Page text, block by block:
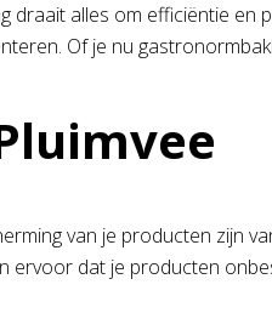
draait alles om efficiëntie en
Of je nu
van je producten zijn
ervoor dat je producten